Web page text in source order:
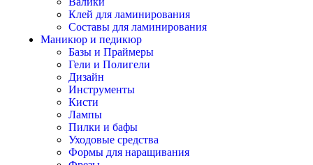
Клей для ламинирования
Составы для ламинирования
Маникюр и педикюр
Базы и Праймеры
Гели и Полигели
Дизайн
Инструменты
Кисти
Лампы
Пилки и бафы
Уходовые средства
Формы для наращивания